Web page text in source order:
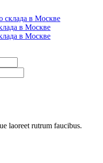
laoreet rutrum faucibus.